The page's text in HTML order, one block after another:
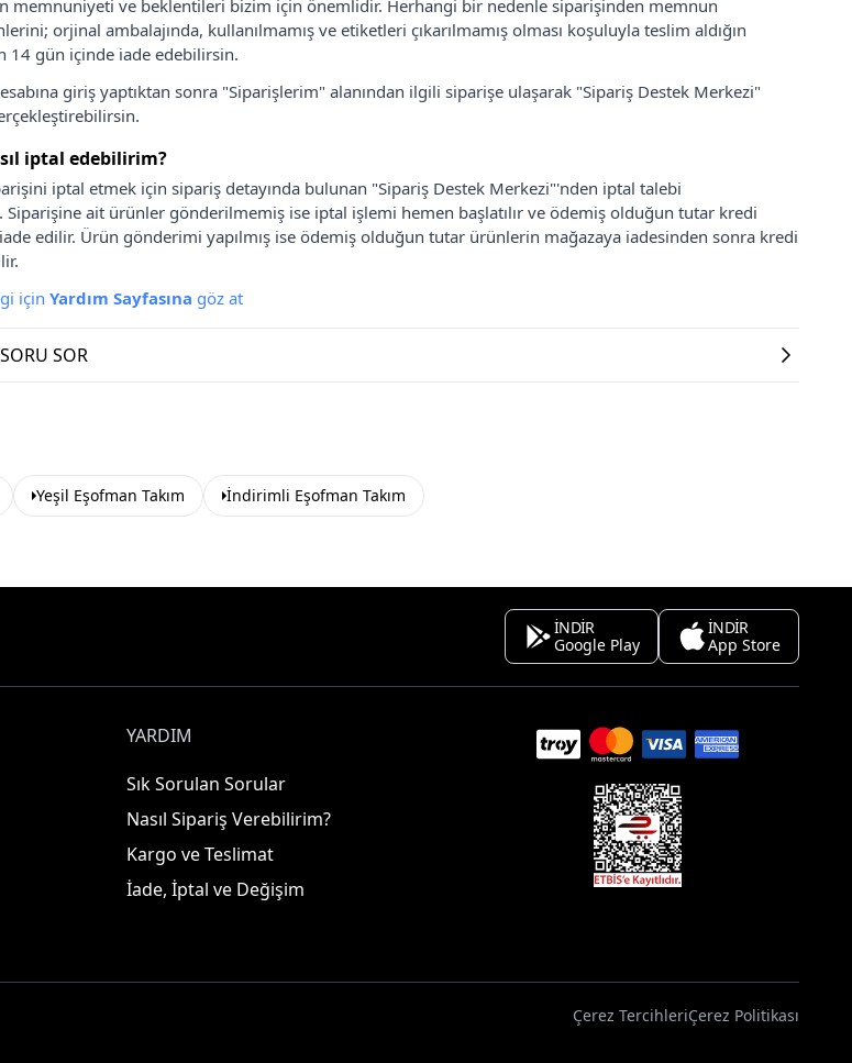
memnuniyeti ve beklentileri bizim için önemlidir. Herhangi bir nedenle siparişinden memnun
orjinal ambalajında, kullanılmamış ve etiketleri çıkarılmamış olması koşuluyla teslim aldığın
14 gün içinde iade edebilirsin.
giriş yaptıktan sonra "Siparişlerim" alanından ilgili siparişe ulaşarak "Sipariş Destek Merkezi"
iptal edebilirim?
iptal etmek için sipariş detayında bulunan "Sipariş Destek Merkezi"'nden iptal talebi
ait ürünler gönderilmemiş ise iptal işlemi hemen başlatılır ve ödemiş olduğun tutar kredi
edilir. Ürün gönderimi yapılmış ise ödemiş olduğun tutar ürünlerin mağazaya iadesinden sonra kredi
için Yardım Sayfasına göz at
SOR
Yeşil Eşofman Takım İndirimli Eşofman Takım
İNDİR
Google Play
İNDİR
App Store
YARDIM
Sık Sorulan Sorular
Nasıl Sipariş Verebilirim?
Kargo ve Teslimat
İade, İptal ve Değişim
Çerez TercihleriÇerez Politikası